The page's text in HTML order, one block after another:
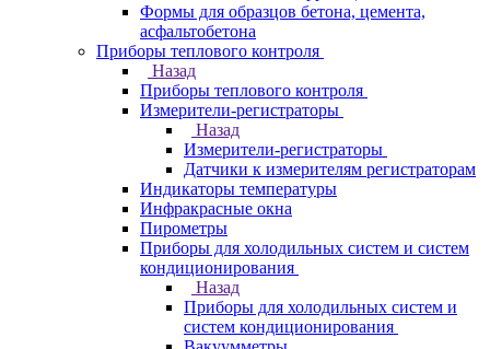
Формы для образцов бетона, цемента,
асфальтобетона
Приборы теплового контроля
Назад
Приборы теплового контроля
Измерители-регистраторы
Назад
Измерители-регистраторы
Датчики к измерителям регистраторам
Индикаторы температуры
Инфракрасные окна
Пирометры
Приборы для холодильных систем и систем
кондиционирования
Назад
Приборы для холодильных систем и
систем кондиционирования